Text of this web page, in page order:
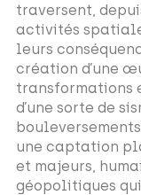
traversent,
activités
leurs
création d’une
transformations
d’une sorte de
une captation
et majeurs,
géopolitiques